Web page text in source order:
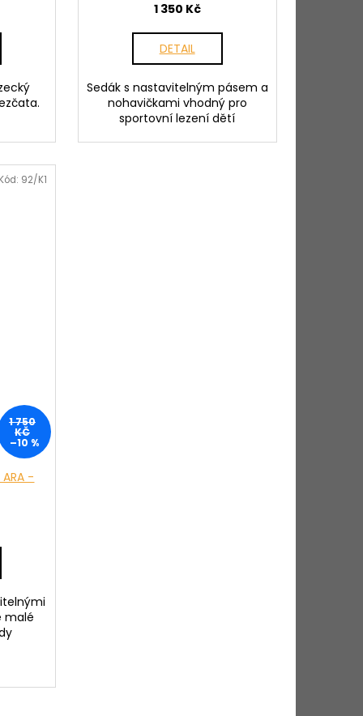
1 350 Kč
DETAIL
Sedák s nastavitelným pásem a
nohavičkami vhodný pro
sportovní lezení dětí
1 750
KČ
–10 %
-
malé
92/K1